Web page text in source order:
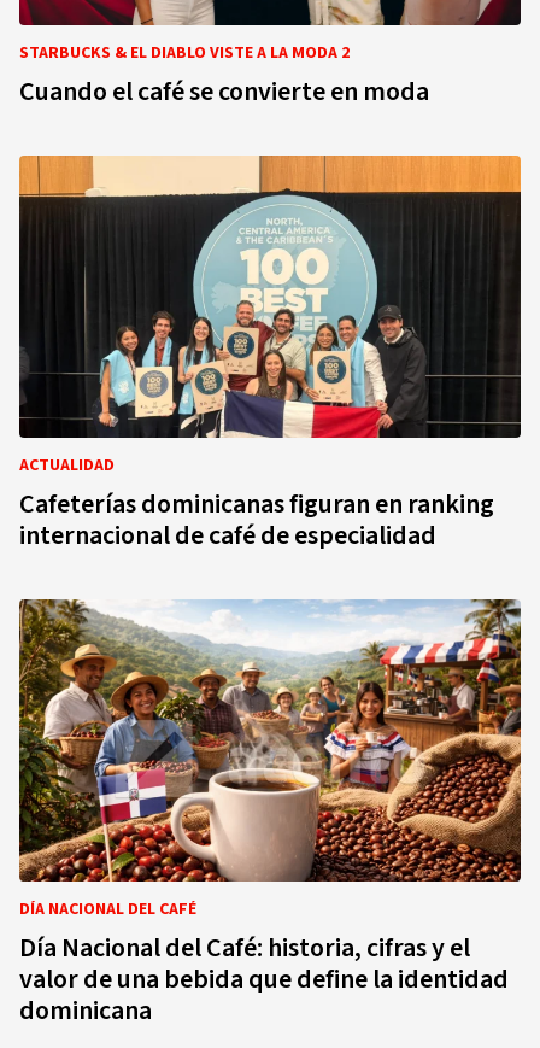
STARBUCKS & EL DIABLO VISTE A LA MODA 2
Cuando el café se convierte en moda
ACTUALIDAD
Cafeterías dominicanas figuran en ranking
internacional de café de especialidad
DÍA NACIONAL DEL CAFÉ
Día Nacional del Café: historia, cifras y el
valor de una bebida que define la identidad
dominicana